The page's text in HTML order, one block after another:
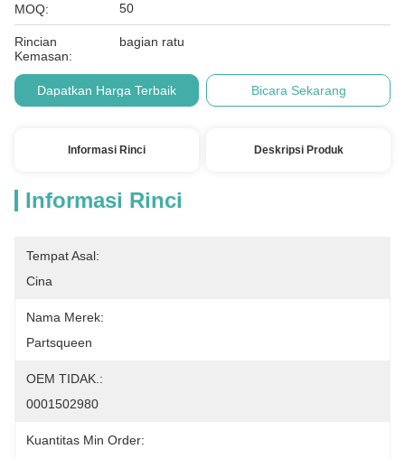
MOQ: 50
Rincian
Kemasan:
bagian ratu
Dapatkan Harga Terbaik Bicara Sekarang
Informasi Rinci Deskripsi Produk
Informasi Rinci
Tempat Asal:
Cina
Nama Merek:
Partsqueen
OEM TIDAK.:
0001502980
Kuantitas Min Order: